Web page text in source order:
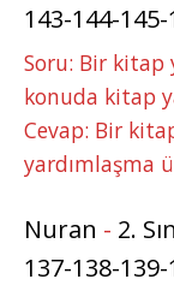
143-144-
Soru: Bir kitap
konuda kitap
Cevap: Bir
yardımlaşma
Nuran - 2.
137-138-